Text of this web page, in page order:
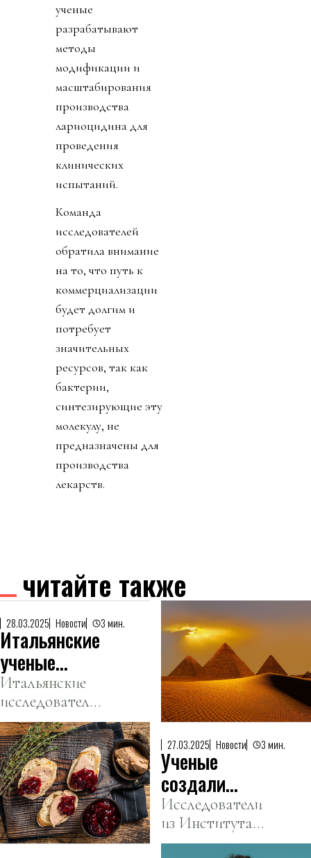
ученые
разрабатывают
методы
модификации и
масштабирования
производства
лариоцидина для
проведения
клинических
испытаний.
Команда
исследователей
обратила внимание
на то, что путь к
коммерциализации
будет долгим и
потребует
значительных
ресурсов, так как
бактерии,
синтезирующие эту
молекулу, не
предназначены для
производства
лекарств.
читайте также
28.03.2025 Новости 3 мин.
Итальянские
ученые
заявили об
открытии
древнего
города под
пирамидами
Гизы
Итальянские
исследователи
утверждают,
что под
пирамидами
Гизы найдены
строения,
которые на 30
тысяч лет
27.03.2025 Новости 3 мин.
Ученые
создали
этичную
альтернативу
фуа-гра
Исследователи
из Института
Макса Планка